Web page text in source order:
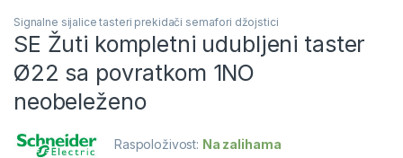
Signalne sijalice tasteri prekidači semafori džojstici
SE Žuti kompletni udubljeni taster
Ø22 sa povratkom 1NO
neobeleženo
Raspoloživost: Na zalihama